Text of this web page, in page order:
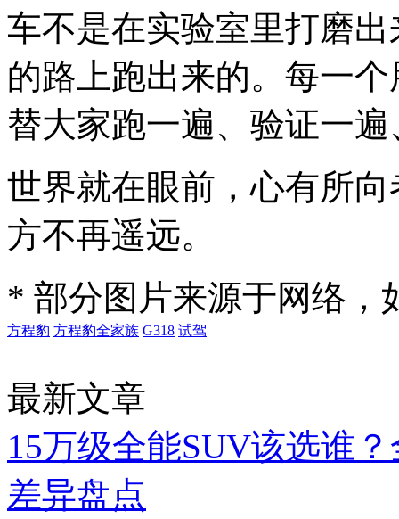
车不是在实验室里打磨
的路上跑出来的。每一
替大家跑一遍、验证一
世界就在眼前，心有所
方不再遥远。
* 部分图片来源于网络，
方程豹 方程豹全家族 G318 试驾
最新文章
15万级全能SUV该选谁
差异盘点